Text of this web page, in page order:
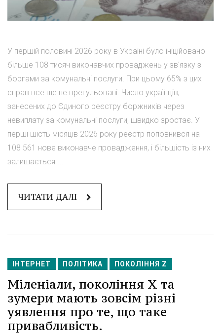
У першій половині 2026 року в Україні було ініційовано
більше 108 тисяч виконавчих проваджень у зв'язку з
боргами за комунальні послуги. При цьому 65% з цих
справ все ще не врегульовані. Число українців,
занесених до Єдиного реєстру боржників через
невиплату за комунальні послуги, швидко зростає. У
перші шість місяців 2026 року реєстр поповнився на
108 561 нове виконавче провадження, і більшість із них
залишається ...
ЧИТАТИ ДАЛІ
ІНТЕРНЕТ ПОЛІТИКА ПОКОЛІННЯ Z
Міленіали, покоління X та
зумери мають зовсім різні
уявлення про те, що таке
привабливість.